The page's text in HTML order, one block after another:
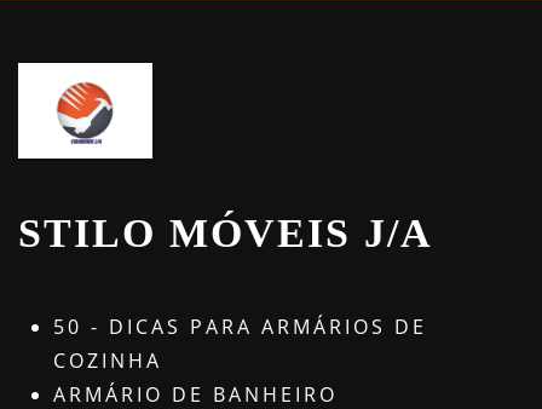
STILO MÓVEIS J/A
50 - DICAS PARA ARMÁRIOS DE
COZINHA
ARMÁRIO DE BANHEIRO